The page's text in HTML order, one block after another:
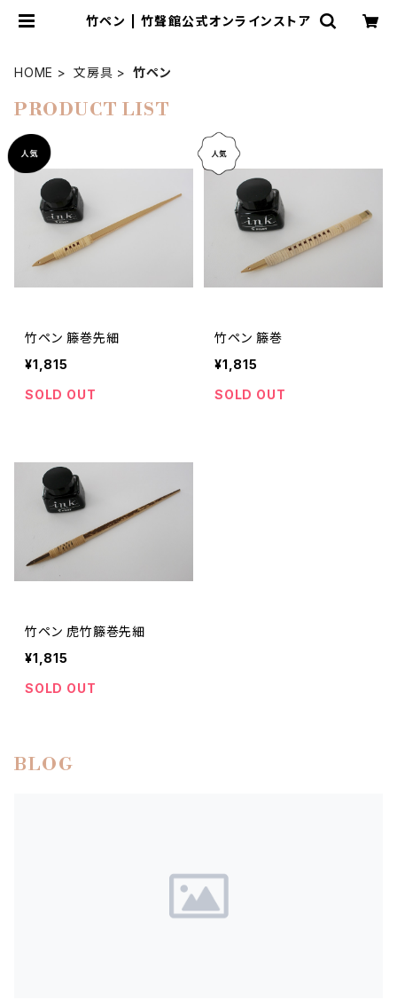
竹ペン | 竹聲館公式オンラインストア
HOME 文房具 竹ペン
PRODUCT LIST
竹ペン 籐巻先細
¥1,815
SOLD OUT
竹ペン 籐巻
¥1,815
SOLD OUT
竹ペン 虎竹籐巻先細
¥1,815
SOLD OUT
BLOG